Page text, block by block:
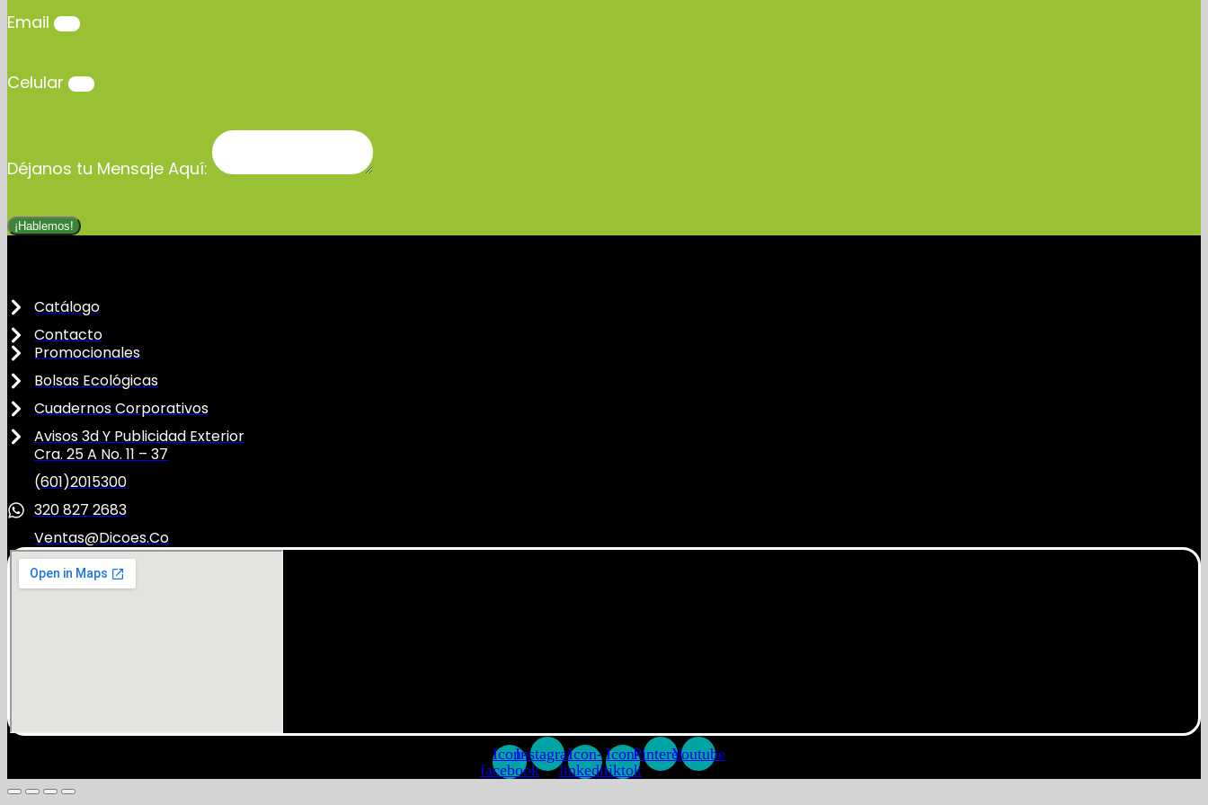
Email
Celular
Déjanos tu Mensaje Aquí:
¡Hablemos!
Catálogo
Contacto
Promocionales
Bolsas Ecológicas
Cuadernos Corporativos
Avisos 3d Y Publicidad Exterior
Cra. 25 A No. 11 – 37
(601)2015300
320 827 2683
Ventas@dicoes.co
Icon-
facebook
InstagramIcon-
linkedin
Icon-
tiktok
PinterestYoutube